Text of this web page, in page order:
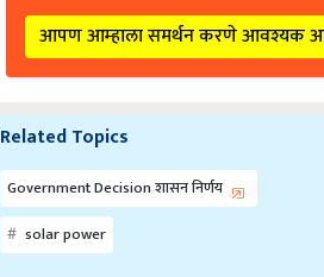
आपण आम्हाला समर्थन करणे आवश्यक
Related Topics
Government Decision शासन निर्णय
solar power